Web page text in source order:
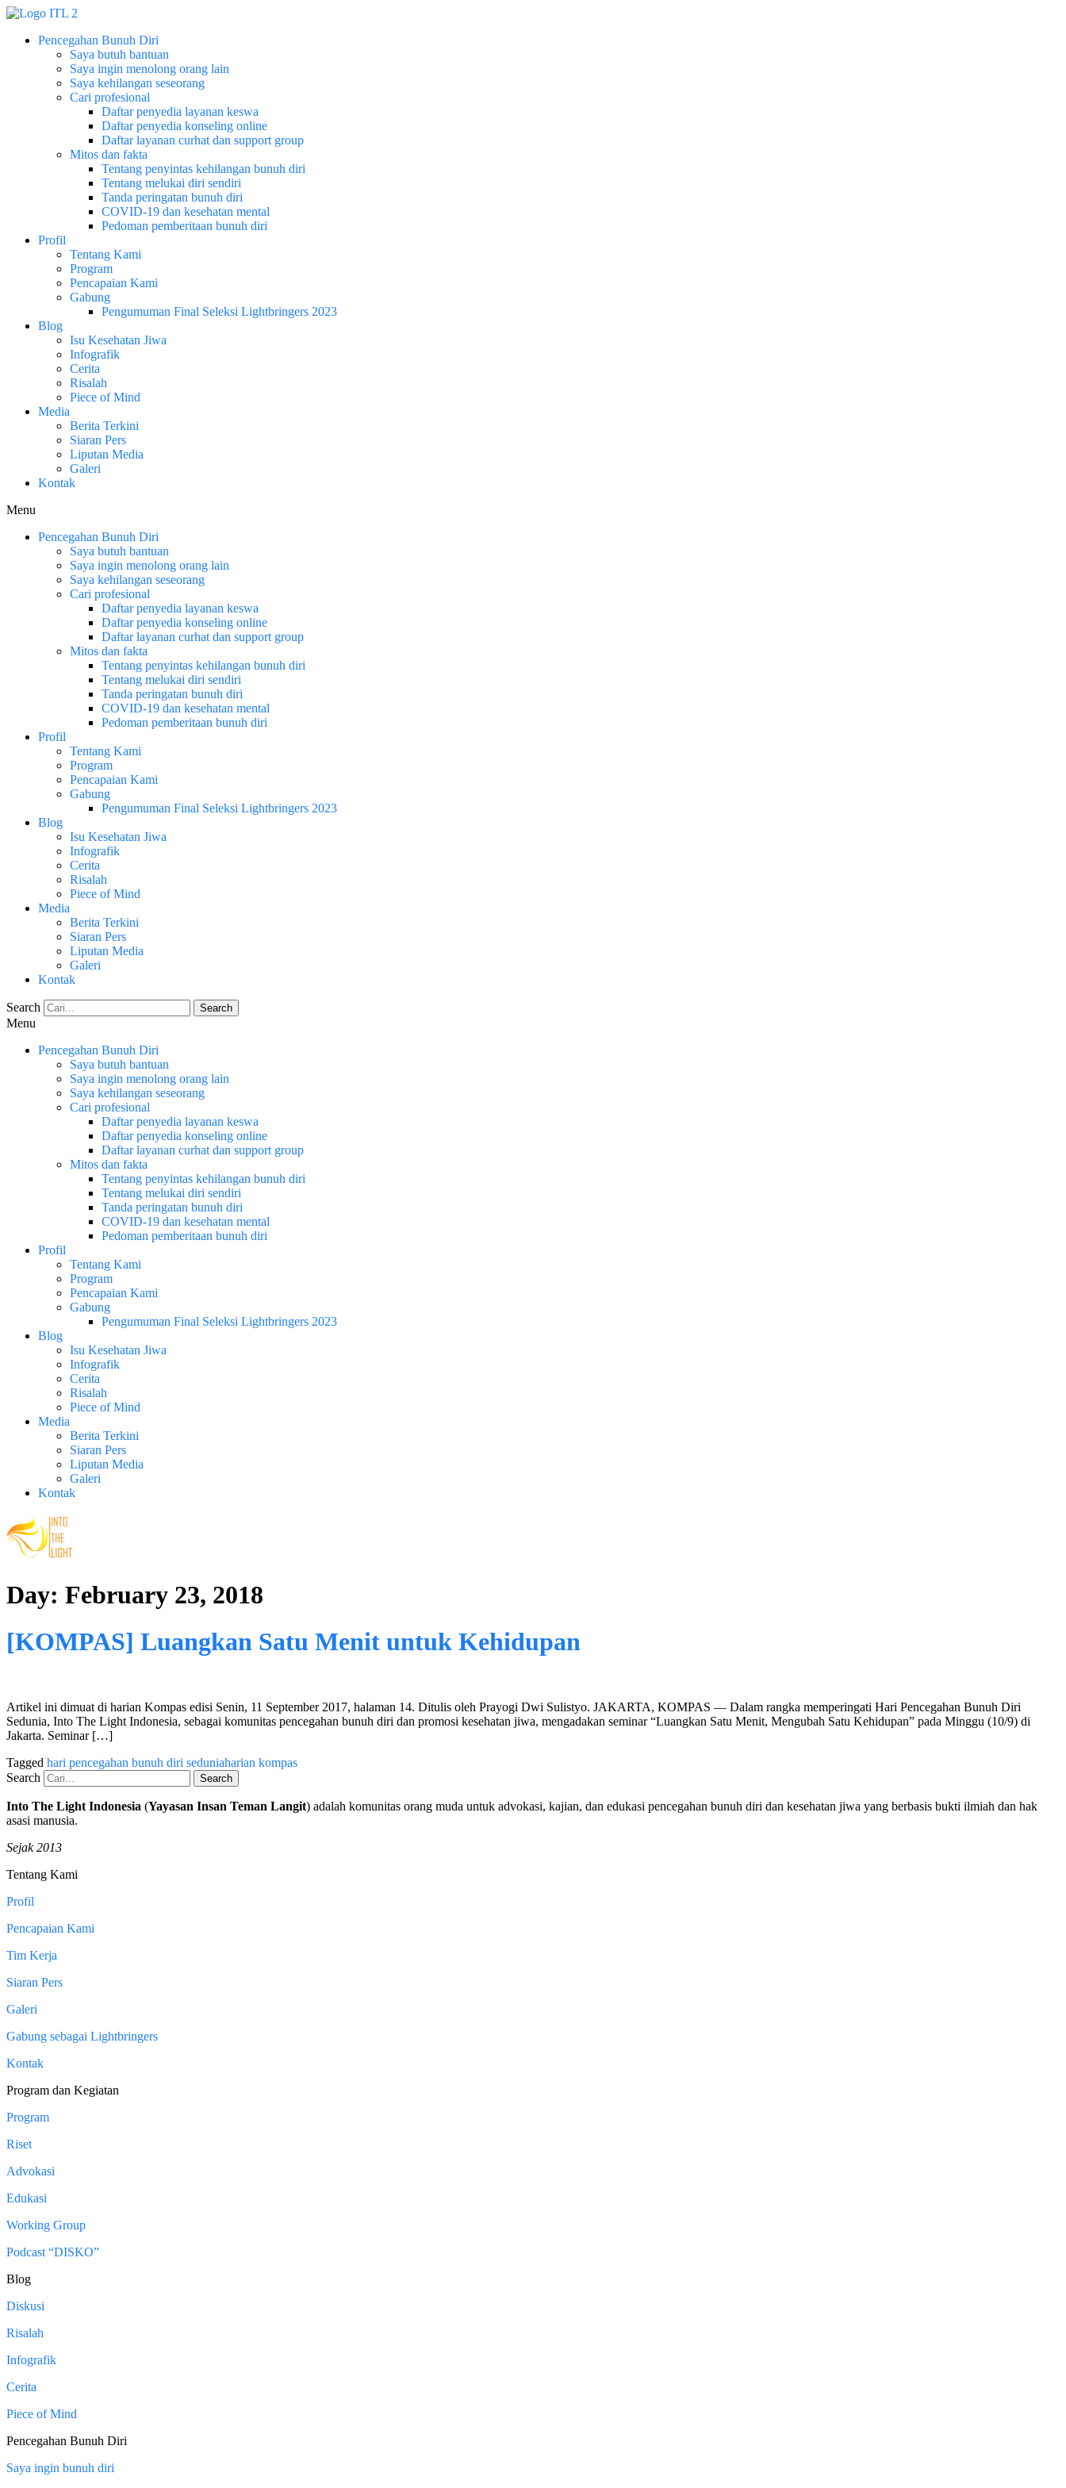
Pencegahan Bunuh Diri
Saya butuh bantuan
Saya ingin menolong orang lain
Saya kehilangan seseorang
Cari profesional
Daftar penyedia layanan keswa
Daftar penyedia konseling online
Daftar layanan curhat dan support group
Mitos dan fakta
Tentang penyintas kehilangan bunuh diri
Tentang melukai diri sendiri
Tanda peringatan bunuh diri
COVID-19 dan kesehatan mental
Pedoman pemberitaan bunuh diri
Profil
Tentang Kami
Program
Pencapaian Kami
Gabung
Pengumuman Final Seleksi Lightbringers 2023
Blog
Isu Kesehatan Jiwa
Infografik
Cerita
Risalah
Piece of Mind
Media
Berita Terkini
Siaran Pers
Liputan Media
Galeri
Kontak
Menu
Pencegahan Bunuh Diri
Saya butuh bantuan
Saya ingin menolong orang lain
Saya kehilangan seseorang
Cari profesional
Daftar penyedia layanan keswa
Daftar penyedia konseling online
Daftar layanan curhat dan support group
Mitos dan fakta
Tentang penyintas kehilangan bunuh diri
Tentang melukai diri sendiri
Tanda peringatan bunuh diri
COVID-19 dan kesehatan mental
Pedoman pemberitaan bunuh diri
Profil
Tentang Kami
Program
Pencapaian Kami
Gabung
Pengumuman Final Seleksi Lightbringers 2023
Blog
Isu Kesehatan Jiwa
Infografik
Cerita
Risalah
Piece of Mind
Media
Berita Terkini
Siaran Pers
Liputan Media
Galeri
Kontak
Search Search
Menu
Pencegahan Bunuh Diri
Saya butuh bantuan
Saya ingin menolong orang lain
Saya kehilangan seseorang
Cari profesional
Daftar penyedia layanan keswa
Daftar penyedia konseling online
Daftar layanan curhat dan support group
Mitos dan fakta
Tentang penyintas kehilangan bunuh diri
Tentang melukai diri sendiri
Tanda peringatan bunuh diri
COVID-19 dan kesehatan mental
Pedoman pemberitaan bunuh diri
Profil
Tentang Kami
Program
Pencapaian Kami
Gabung
Pengumuman Final Seleksi Lightbringers 2023
Blog
Isu Kesehatan Jiwa
Infografik
Cerita
Risalah
Piece of Mind
Media
Berita Terkini
Siaran Pers
Liputan Media
Galeri
Kontak
Day: February 23, 2018
[KOMPAS] Luangkan Satu Menit untuk Kehidupan
Artikel ini dimuat di harian Kompas edisi Senin, 11 September 2017, halaman 14. Ditulis oleh Prayogi Dwi Sulistyo. JAKARTA, KOMPAS — Dalam rangka memperingati Hari Pencegahan Bunuh Diri
Sedunia, Into The Light Indonesia, sebagai komunitas pencegahan bunuh diri dan promosi kesehatan jiwa, mengadakan seminar “Luangkan Satu Menit, Mengubah Satu Kehidupan” pada Minggu (10/9) di
Jakarta. Seminar […]
Tagged hari pencegahan bunuh diri seduniaharian kompas
Search
Search
Into The Light Indonesia (Yayasan Insan Teman Langit) adalah komunitas orang muda untuk advokasi, kajian, dan edukasi pencegahan bunuh diri dan kesehatan jiwa yang berbasis bukti ilmiah dan hak
asasi manusia.
Sejak 2013
Tentang Kami
Profil
Pencapaian Kami
Tim Kerja
Siaran Pers
Galeri
Gabung sebagai Lightbringers
Kontak
Program dan Kegiatan
Program
Riset
Advokasi
Edukasi
Working Group
Podcast “DISKO”
Blog
Diskusi
Risalah
Infografik
Cerita
Piece of Mind
Pencegahan Bunuh Diri
Saya ingin bunuh diri